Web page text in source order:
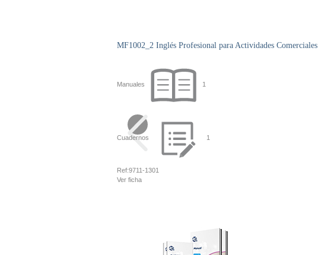
MF1002_2 Inglés Profesional para Actividades Comerciales
Manuales 1
Cuadernos 1
Ref:9711-1301
Ver ficha